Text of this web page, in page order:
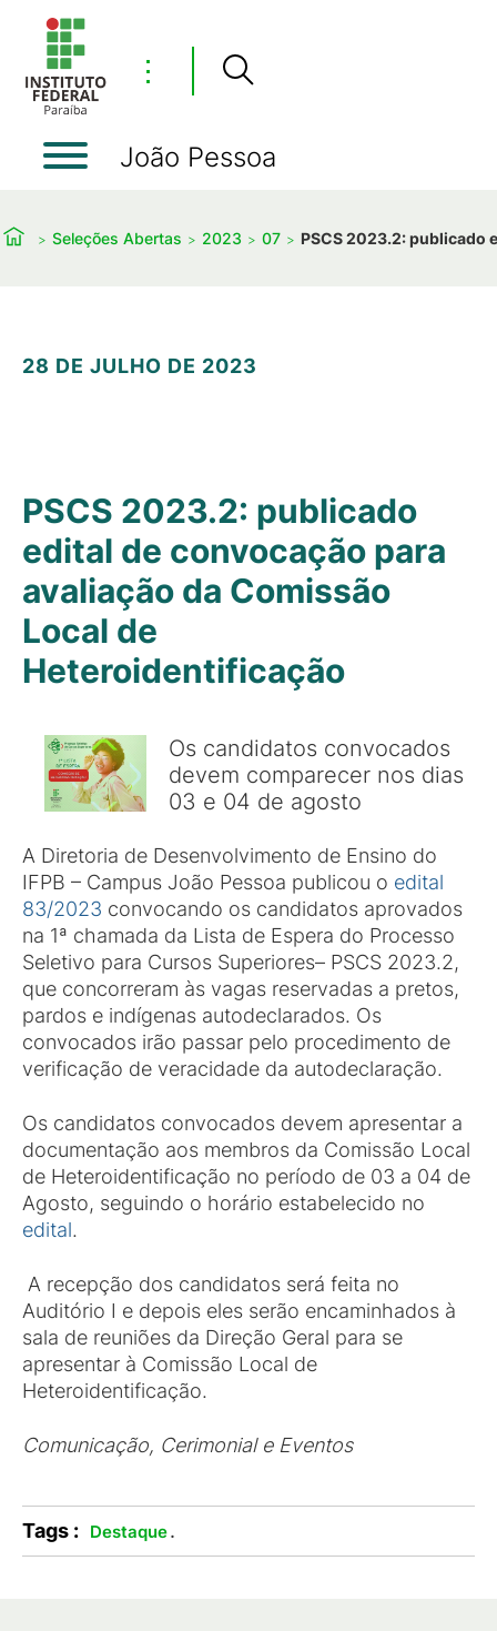
⋮
João Pessoa
Seleções Abertas 2023 07 PSCS 2023.2: publicado
28 DE JULHO DE 2023
PSCS 2023.2: publicado
edital de convocação para
avaliação da Comissão
Local de
Heteroidentificação
Os candidatos convocados
devem comparecer nos dias
03 e 04 de agosto
A Diretoria de Desenvolvimento de Ensino do
IFPB – Campus João Pessoa publicou o edital
83/2023 convocando os candidatos aprovados
na 1ª chamada da Lista de Espera do Processo
Seletivo para Cursos Superiores– PSCS 2023.2,
que concorreram às vagas reservadas a pretos,
pardos e indígenas autodeclarados. Os
convocados irão passar pelo procedimento de
verificação de veracidade da autodeclaração.
Os candidatos convocados devem apresentar a
documentação aos membros da Comissão Local
de Heteroidentificação no período de 03 a 04 de
Agosto, seguindo o horário estabelecido no
edital.
A recepção dos candidatos será feita no
Auditório I e depois eles serão encaminhados à
sala de reuniões da Direção Geral para se
apresentar à Comissão Local de
Heteroidentificação.
Comunicação, Cerimonial e Eventos
Tags : Destaque.